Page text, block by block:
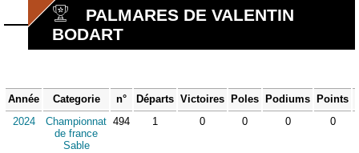
PALMARES DE VALENTIN
BODART
Année Categorie n° Départs Victoires Poles Podiums Points
2024
Championnat
de france
Sable
494 1 0 0 0 0